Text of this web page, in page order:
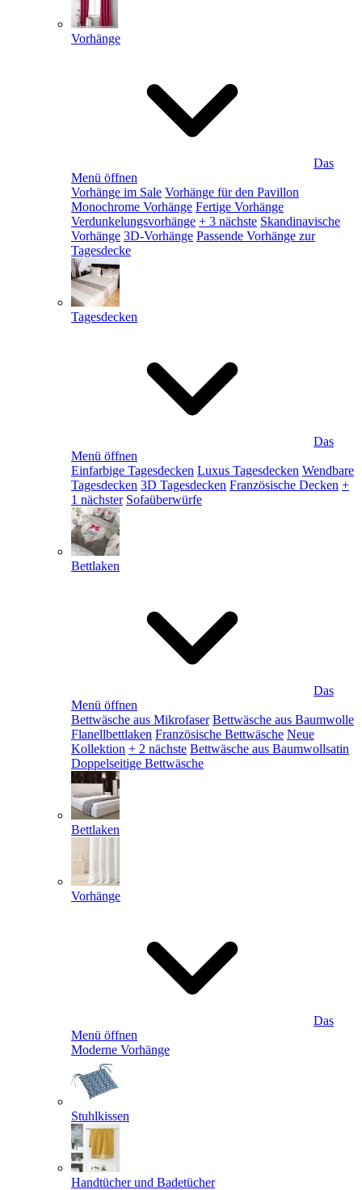
Vorhänge
Das
Menü öffnen
Vorhänge im Sale Vorhänge für den Pavillon
Monochrome Vorhänge Fertige Vorhänge
Verdunkelungsvorhänge + 3 nächste Skandinavische
Vorhänge 3D-Vorhänge Passende Vorhänge zur
Tagesdecke
Tagesdecken
Das
Menü öffnen
Einfarbige Tagesdecken Luxus Tagesdecken Wendbare
Tagesdecken 3D Tagesdecken Französische Decken +
1 nächster Sofaüberwürfe
Bettlaken
Das
Menü öffnen
Bettwäsche aus Mikrofaser Bettwäsche aus Baumwolle
Flanellbettlaken Französische Bettwäsche Neue
Kollektion + 2 nächste Bettwäsche aus Baumwollsatin
Doppelseitige Bettwäsche
Bettlaken
Vorhänge
Das
Menü öffnen
Moderne Vorhänge
Stuhlkissen
Handtücher und Badetücher